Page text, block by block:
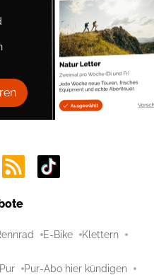
E-Bike Klettern
Pur-Abo hier kündigen